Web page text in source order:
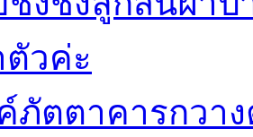
วค่ะ
ภัตตาคารกวาง